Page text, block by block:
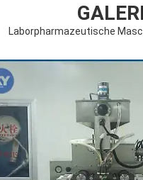
Laborpharmazeutische